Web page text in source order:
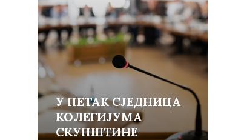
У ПЕТАК СЈЕДНИЦА
КОЛЕГИЈУМА
СКУПШТИНЕ